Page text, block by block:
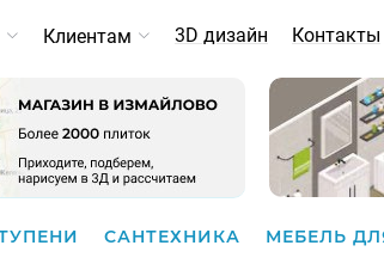
Клиентам 3D дизайн Контакты
САНТЕХНИКА МЕБЕЛЬ